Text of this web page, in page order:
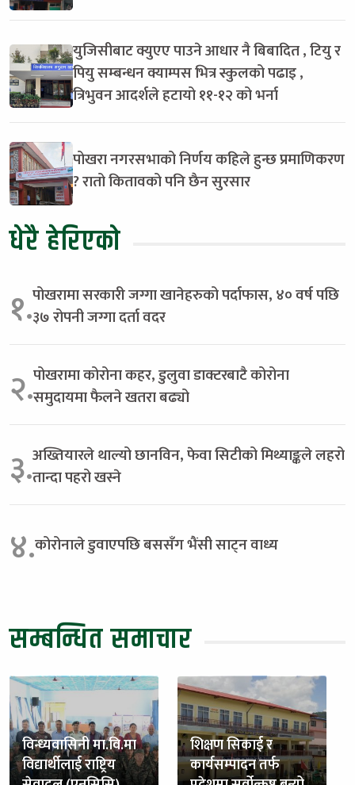
युजिसीबाट क्युएए पाउने आधार नै बिबादित , टियु र
पियु सम्बन्धन क्याम्पस भित्र स्कुलको पढाइ ,
त्रिभुवन आदर्शले हटायो ११-१२ को भर्ना
पोखरा नगरसभाको निर्णय कहिले हुन्छ प्रमाणिकरण
? रातो कितावको पनि छैन सुरसार
धेरै हेरिएको
१.पोखरामा सरकारी जग्गा खानेहरुको पर्दाफास, ४० वर्ष पछि
३७ रोपनी जग्गा दर्ता वदर
२.पोखरामा कोरोना कहर, डुलुवा डाक्टरबाटै कोरोना
समुदायमा फैलने खतरा बढ्यो
३.अख्तियारले थाल्यो छानविन, फेवा सिटीको मिथ्याङ्कले लहरो
तान्दा पहरो खस्ने
४.कोरोनाले डुवाएपछि बससँग भैंसी साट्न वाध्य
सम्बन्धित समाचार
विन्ध्यवासिनी मा.वि.मा
विद्यार्थीलाई राष्ट्रिय
शिक्षण सिकाई र
कार्यसम्पादन तर्फ